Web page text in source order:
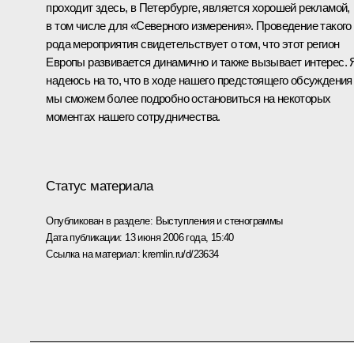
проходит здесь, в Петербурге, является хорошей рекламой,
в том числе для «Северного измерения». Проведение такого
рода мероприятия свидетельствует о том, что этот регион
Европы развивается динамично и также вызывает интерес.
надеюсь на то, что в ходе нашего предстоящего обсуждения
мы сможем более подробно остановиться на некоторых
моментах нашего сотрудничества.
Статус материала
Опубликован в разделе: Выступления и стенограммы
Дата публикации: 13 июня 2006 года, 15:40
Ссылка на материал:kremlin.ru/d/23634